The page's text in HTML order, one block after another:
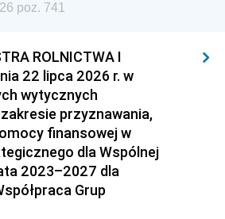
poz. 741
ROLNICTWA I
22 lipca 2026 r. w
wytycznych
przyznawania,
finansowej w
dla Wspólnej
2023–2027 dla
Grup